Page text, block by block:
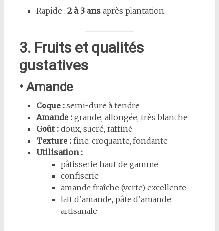
Rapide : 2 à 3 ansaprès plantation.
3. Fruits et qualités
gustatives
• Amande
Coque :semi-dure à tendre
Amande :grande, allongée, très blanche
Goût :doux, sucré, raffiné
Texture :fine, croquante, fondante
Utilisation :
pâtisserie haut de gamme
confiserie
amande fraîche (verte) excellente
lait d’amande, pâte d’amande
artisanale